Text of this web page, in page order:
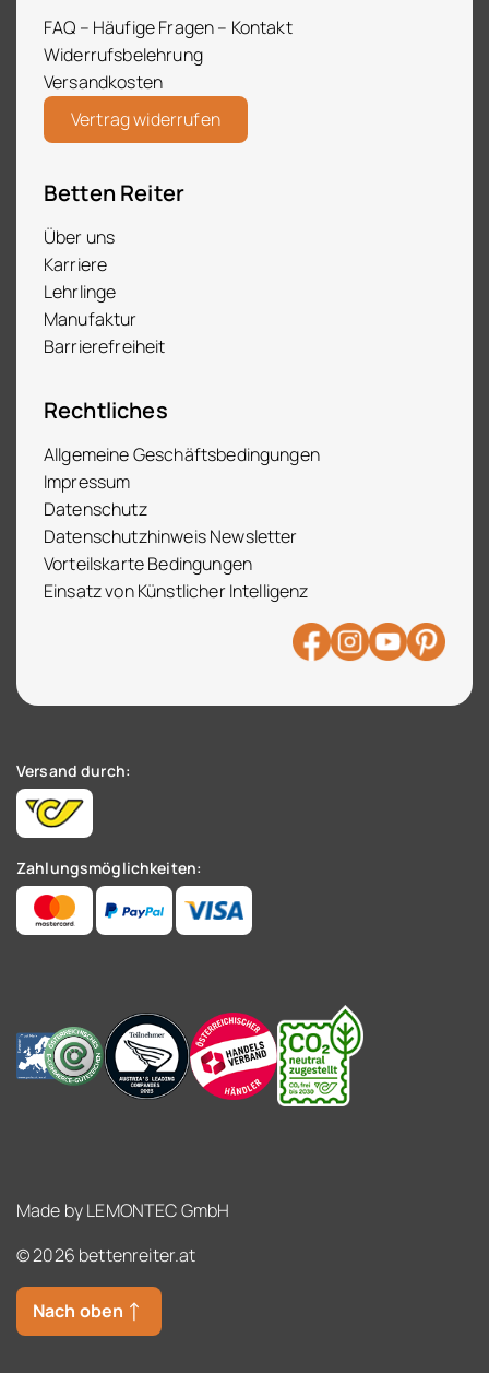
FAQ – Häufige Fragen – Kontakt
Widerrufsbelehrung
Versandkosten
Vertrag widerrufen
Betten Reiter
Über uns
Karriere
Lehrlinge
Manufaktur
Barrierefreiheit
Rechtliches
Allgemeine Geschäftsbedingungen
Impressum
Datenschutz
Datenschutzhinweis Newsletter
Vorteilskarte Bedingungen
Einsatz von Künstlicher Intelligenz
Versand durch:
Zahlungsmöglichkeiten:
Made byLEMONTEC GmbH
© 2026 bettenreiter.at
Nach oben